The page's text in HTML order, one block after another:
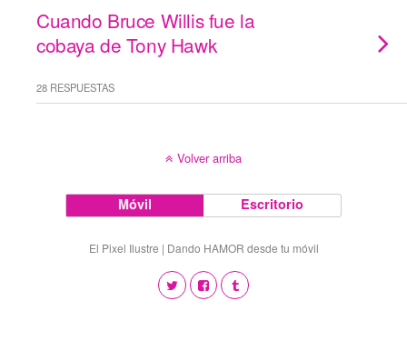
Cuando Bruce Willis fue la
cobaya de Tony Hawk
28 RESPUESTAS
Volver arriba
Móvil Escritorio
El Pixel Ilustre | Dando HAMOR desde tu móvil